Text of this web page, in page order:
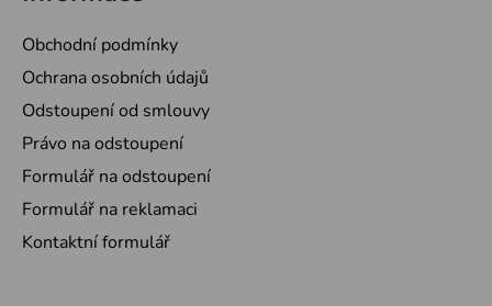
Obchodní podmínky
Ochrana osobních údajů
Odstoupení od smlouvy
Právo na odstoupení
Formulář na odstoupení
Formulář na reklamaci
Kontaktní formulář